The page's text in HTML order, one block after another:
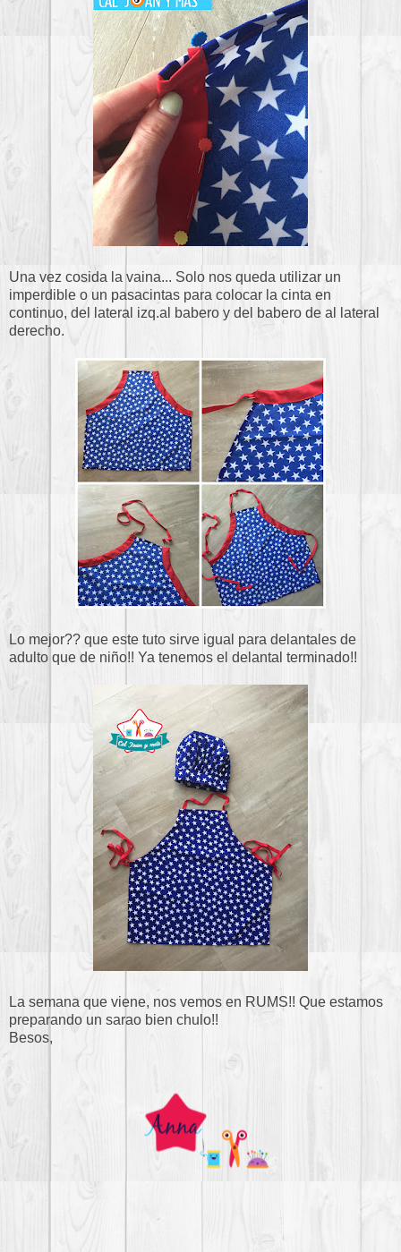
Una vez cosida la vaina... Solo nos queda utilizar un
imperdible o un pasacintas para colocar la cinta en
continuo, del lateral izq.al babero y del babero de al lateral
derecho.
Lo mejor?? que este tuto sirve igual para delantales de
adulto que de niño!! Ya tenemos el delantal terminado!!
La semana que viene, nos vemos en RUMS!! Que estamos
preparando un sarao bien chulo!!
Besos,